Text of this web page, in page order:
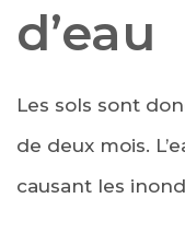
d’eau
Les sols sont
de deux mois.
causant les